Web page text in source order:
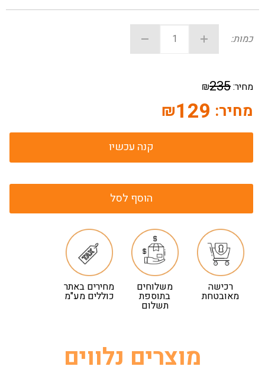
כמות:
מחיר:235
₪
מחיר: 129
₪
קנה עכשיו
הוסף לסל
רכישה
מאובטחת
משלוחים
בתוספת
תשלום
מחירים באתר
כוללים מע"מ
מוצרים נלווים